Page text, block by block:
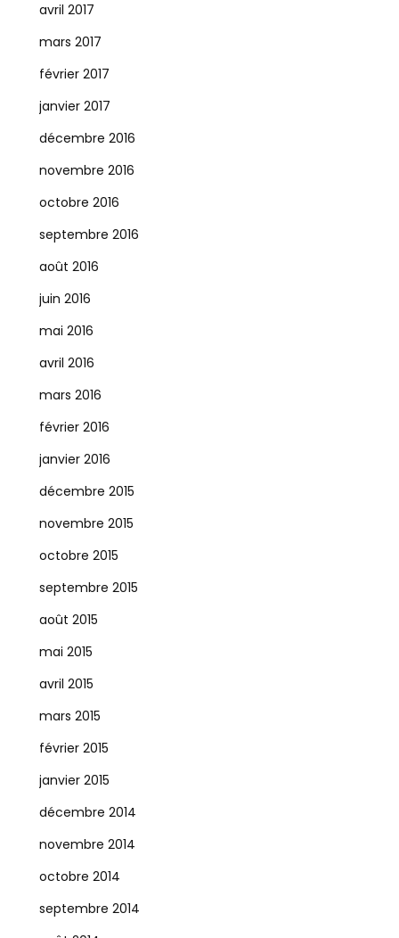
avril 2017
mars 2017
février 2017
janvier 2017
décembre 2016
novembre 2016
octobre 2016
septembre 2016
août 2016
juin 2016
mai 2016
avril 2016
mars 2016
février 2016
janvier 2016
décembre 2015
novembre 2015
octobre 2015
septembre 2015
août 2015
mai 2015
avril 2015
mars 2015
février 2015
janvier 2015
décembre 2014
novembre 2014
octobre 2014
septembre 2014